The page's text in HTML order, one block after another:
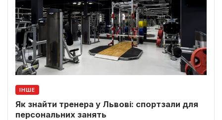
ІНШЕ
Як знайти тренера у Львові: спортзали для
персональних занять